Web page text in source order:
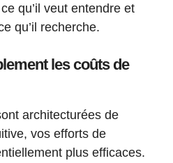
qu’il veut entendre et
qu’il recherche.
les coûts de
architecturées de
vos efforts de
plus efficaces.